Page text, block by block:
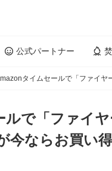
公式パートナー
タイムセールで「ファイヤ
で「ファイヤ
今ならお買い